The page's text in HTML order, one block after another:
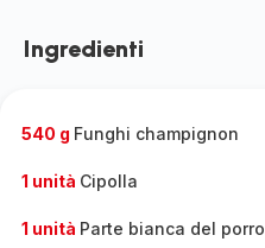
Ingredienti
540 g Funghi champignon
1 unità Cipolla
1 unità Parte bianca del porro